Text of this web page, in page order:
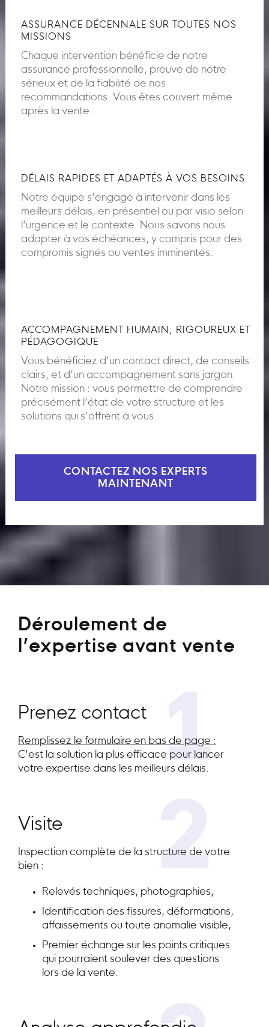
ASSURANCE DÉCENNALE SUR TOUTES NOS
MISSIONS
Chaque intervention bénéficie de notre
assurance professionnelle, preuve de notre
sérieux et de la fiabilité de nos
recommandations. Vous êtes couvert même
après la vente.
DÉLAIS RAPIDES ET ADAPTÉS À VOS BESOINS
Notre équipe s’engage à intervenir dans les
meilleurs délais, en présentiel ou par visio selon
l’urgence et le contexte. Nous savons nous
adapter à vos échéances, y compris pour des
compromis signés ou ventes imminentes.
ACCOMPAGNEMENT HUMAIN, RIGOUREUX ET
PÉDAGOGIQUE
Vous bénéficiez d’un contact direct, de conseils
clairs, et d’un accompagnement sans jargon.
Notre mission : vous permettre de comprendre
précisément l’état de votre structure et les
solutions qui s’offrent à vous.
CONTACTEZ NOS EXPERTS
MAINTENANT
Déroulement de
l’expertise avant vente
1
Prenez contact
Remplissez le formulaire en bas de page :
C’est la solution la plus efficace pour lancer
votre expertise dans les meilleurs délais.
2
Visite
Inspection complète de la structure de votre
bien :
Relevés techniques, photographies,
Identification des fissures, déformations,
affaissements ou toute anomalie visible,
Premier échange sur les points critiques
qui pourraient soulever des questions
lors de la vente.